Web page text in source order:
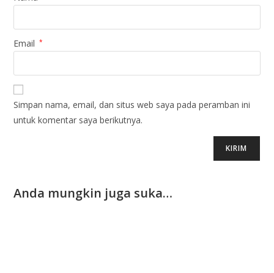
Email *
Simpan nama, email, dan situs web saya pada peramban ini
untuk komentar saya berikutnya.
Anda mungkin juga suka…